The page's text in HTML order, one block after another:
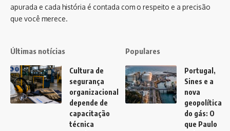
apurada e cada história é contada com o respeito e a precisão
que você merece.
Últimas notícias
Cultura de
segurança
organizacional
depende de
capacitação
técnica
Populares
Portugal,
Sines e a
nova
geopolítica
do gás: O
que Paulo